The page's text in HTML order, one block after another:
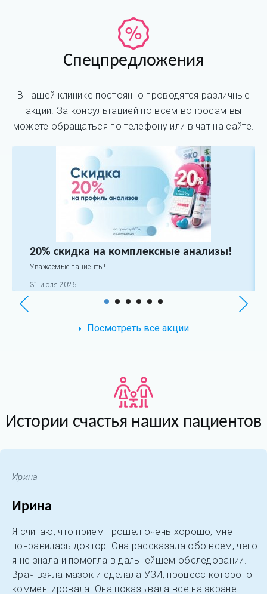
Спецпредложения
В нашей клинике постоянно проводятся различные
акции. За консультацией по всем вопросам вы
можете обращаться по телефону или в чат на сайте.
20% скидка на комплексные анализы!
Уважаемые пациенты!
31 июля 2026
Посмотреть все акции
Истории счастья наших пациентов
Ирина
Ирина
Я считаю, что прием прошел очень хорошо, мне
понравилась доктор. Она рассказала обо всем, чего
я не знала и помогла в дальнейшем обследовании.
Врач взяла мазок и сделала УЗИ, процесс которого
комментировала. Она показывала все на экране